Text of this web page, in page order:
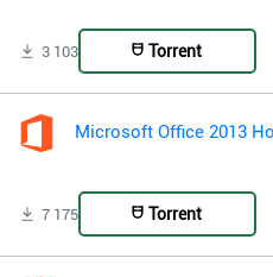
3 103 Torrent
Microsoft Office 2013
7 175 Torrent